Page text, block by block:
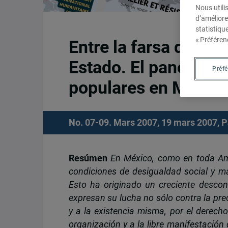
Entre la farsa
Estado. El
populares en México.
No. 07-09. Mars 2007, 19 mars 2007,
Resúmen En México, como en toda
condiciones de desigualdad social y
Esto ha originado un creciente
expresan su lucha no sólo contra la
y a la existencia misma, por el
organización y a la libre
Nous
«